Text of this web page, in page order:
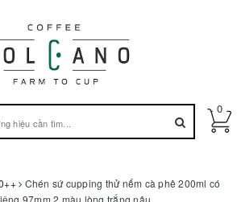
0
Chén sứ cupping thử nếm cà phê 200ml có